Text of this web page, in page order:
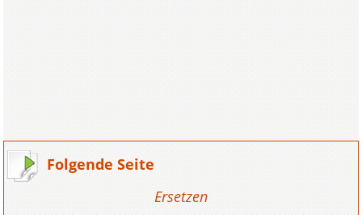
Folgende Seite
Ersetzen